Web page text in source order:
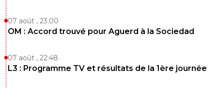
07 août , 23:00
OM : Accord trouvé pour Aguerd à la Sociedad
07 août , 22:48
L3 : Programme TV et résultats de la 1ère journée